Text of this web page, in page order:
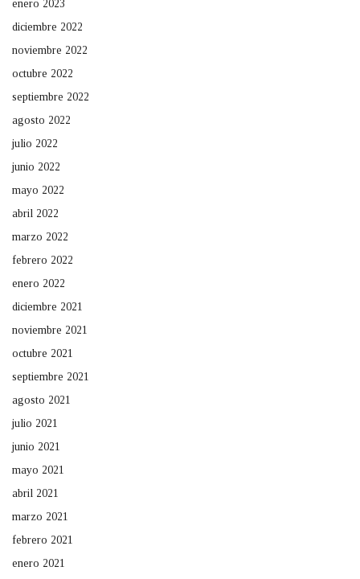
enero 2023
diciembre 2022
noviembre 2022
octubre 2022
septiembre 2022
agosto 2022
julio 2022
junio 2022
mayo 2022
abril 2022
marzo 2022
febrero 2022
enero 2022
diciembre 2021
noviembre 2021
octubre 2021
septiembre 2021
agosto 2021
julio 2021
junio 2021
mayo 2021
abril 2021
marzo 2021
febrero 2021
enero 2021